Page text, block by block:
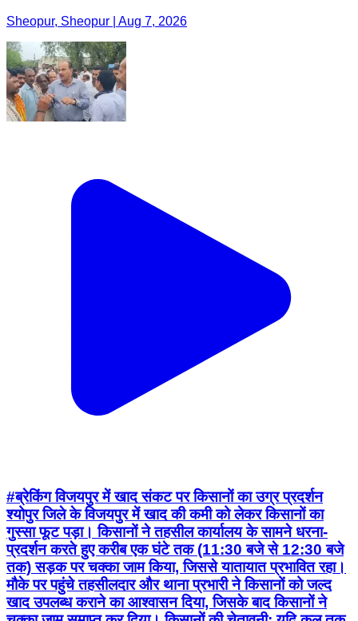
Sheopur, Sheopur | Aug 7, 2026
#ब्रेकिंग विजयपुर में खाद संकट पर किसानों का उग्र प्रदर्शन
श्योपुर जिले के विजयपुर में खाद की कमी को लेकर किसानों का
गुस्सा फूट पड़ा। किसानों ने तहसील कार्यालय के सामने धरना-
प्रदर्शन करते हुए करीब एक घंटे तक (11:30 बजे से 12:30 बजे
तक) सड़क पर चक्का जाम किया, जिससे यातायात प्रभावित रहा।
मौके पर पहुंचे तहसीलदार और थाना प्रभारी ने किसानों को जल्द
खाद उपलब्ध कराने का आश्वासन दिया, जिसके बाद किसानों ने